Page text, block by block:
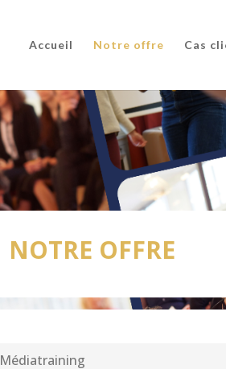
Accueil Notre offre Cas
NOTRE OFFRE
Médiatraining